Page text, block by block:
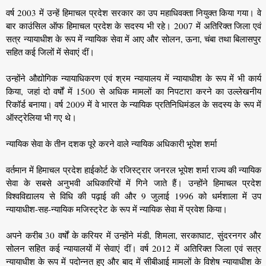
वर्ष 2003 में उन्हें हिमाचल प्रदेश सरकार का उप महाधिवक्ता नियुक्त किया गया। वे
बार काउंसिल ऑफ हिमाचल प्रदेश के सदस्य भी रहे। 2007 में अतिरिक्त जिला एवं
सत्र न्यायाधीश के रूप में न्यायिक सेवा में आए और सोलन, ऊना, चंबा तथा बिलासपुर
सहित कई जिलों में सेवाएं दीं।
उन्होंने औद्योगिक न्यायाधिकरण एवं श्रम न्यायालय में न्यायाधीश के रूप में भी कार्य
किया, जहां दो वर्षों में 1500 से अधिक मामलों का निपटारा करने का उल्लेखनीय
रिकॉर्ड बनाया। वर्ष 2009 में वे भारत के न्यायिक प्रतिनिधिमंडल के सदस्य के रूप में
ऑस्ट्रेलिया भी गए थे।
न्यायिक सेवा के तीन दशक पूरे करने वाले न्यायिक अधिकारी भूपेश शर्मा
वर्तमान में हिमाचल प्रदेश हाईकोर्ट के रजिस्ट्रार जनरल भूपेश शर्मा राज्य की न्यायिक
सेवा के सबसे अनुभवी अधिकारियों में गिने जाते हैं। उन्होंने हिमाचल प्रदेश
विश्वविद्यालय से विधि की पढ़ाई की और 9 जुलाई 1996 को धर्मशाला में उप
न्यायाधीश-सह-न्यायिक मजिस्ट्रेट के रूप में न्यायिक सेवा में प्रवेश किया।
अपने करीब 30 वर्षों के करियर में उन्होंने मंडी, शिमला, सरकाघाट, सुंदरनगर और
सोलन सहित कई न्यायालयों में सेवाएं दीं। वर्ष 2012 में अतिरिक्त जिला एवं सत्र
न्यायाधीश के रूप में पदोन्नत हुए और बाद में सीबीआई मामलों के विशेष न्यायाधीश के